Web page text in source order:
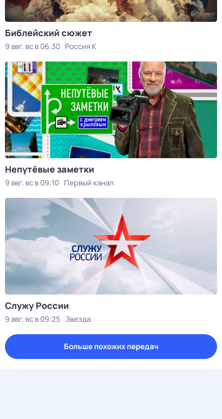
Библейский сюжет
9 авг, вс в 06:30 Россия К
Непутёвые заметки
9 авг, вс в 09:10 Первый канал
Служу России
9 авг, вс в 09:25 Звезда
Больше похожих передач